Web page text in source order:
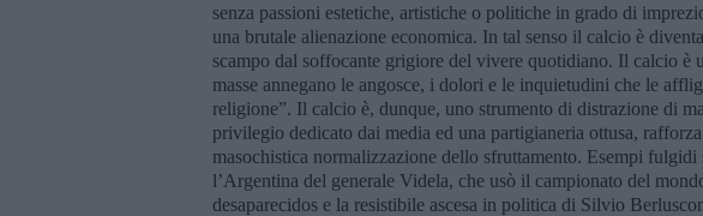
senza passioni estetiche, artistiche o politiche in grado di
una brutale alienazione economica. In tal senso il calcio è
scampo dal soffocante grigiore del vivere quotidiano. Il calcio è
masse annegano le angosce, i dolori e le inquietudini che le
religione”. Il calcio è, dunque, uno strumento di distrazione di
privilegio dedicato dai media ed una partigianeria ottusa,
masochistica normalizzazione dello sfruttamento. Esempi
l’Argentina del generale Videla, che usò il campionato del
desaparecidos e la resistibile ascesa in politica di Silvio